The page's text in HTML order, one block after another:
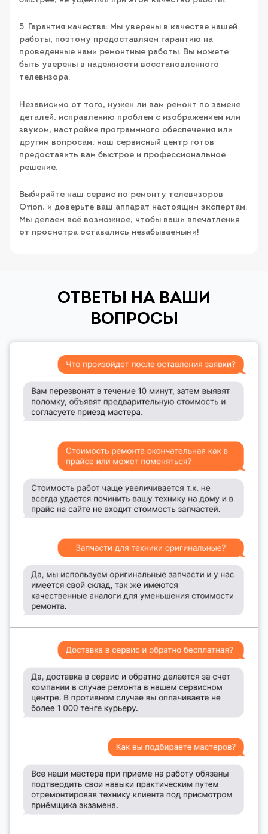
5. Гарантия качества: Мы уверены в качестве нашей
работы, поэтому предоставляем гарантию на
проведенные нами ремонтные работы. Вы можете
быть уверены в надежности восстановленного
телевизора.
Независимо от того, нужен ли вам ремонт по замене
деталей, исправлению проблем с изображением или
звуком, настройке программного обеспечения или
другим вопросам, наш сервисный центр готов
предоставить вам быстрое и профессиональное
решение.
Выбирайте наш сервис по ремонту телевизоров
Orion, и доверьте ваш аппарат настоящим экспертам.
Мы делаем всё возможное, чтобы ваши впечатления
от просмотра оставались незабываемыми!
ОТВЕТЫ НА ВАШИ
ВОПРОСЫ